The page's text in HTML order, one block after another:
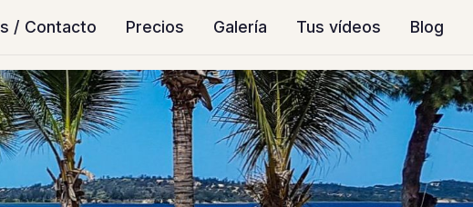
/ Contacto Precios Galería Tus vídeos Blog